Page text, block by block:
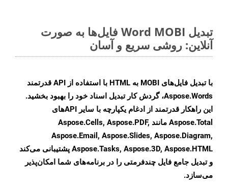
تبدیل Word MOBI فایل‌ها به صورت
آنلاین: روشی سریع و آسان
با تبدیل فایل‌های MOBI به HTML با استفاده از API قدرتمند
Aspose.Words، گردش کار تبدیل اسناد خود را بهبود بخشید.
این راهکار قدرتمند از ادغام یکپارچه با سایر APIهای
Aspose.Total مانند Aspose.Cells, Aspose.PDF,
Aspose.Email, Aspose.Slides, Aspose.Diagram,
Aspose.Tasks, Aspose.3D, Aspose.HTML پشتیبانی می‌کند
و تبدیل جامع فایل چندفرمتی را در برنامه‌های شما امکان‌پذیر
می‌سازد.